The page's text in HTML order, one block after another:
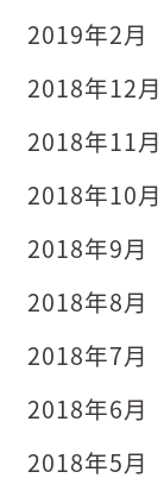
2019年2月
2018年12月
2018年11月
2018年10月
2018年9月
2018年8月
2018年7月
2018年6月
2018年5月